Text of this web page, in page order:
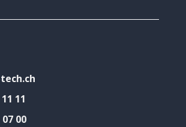
11
07 00